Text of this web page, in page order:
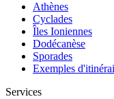
Athènes
Cyclades
Îles Ioniennes
Dodécanèse
Sporades
Exemples
Services